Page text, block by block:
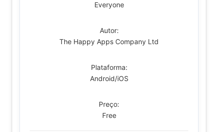
Everyone
Autor:
The Happy Apps Company Ltd
Plataforma:
Android/iOS
Preço:
Free